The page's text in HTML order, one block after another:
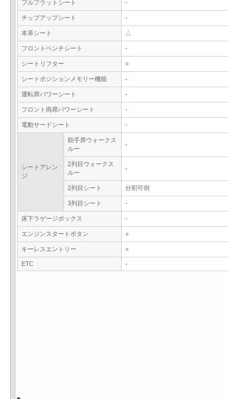
フルフラットシート -
チップアップシート -
本革シート △
フロントベンチシート -
シートリフター ○
シートポジションメモリー機能 -
運転席パワーシート -
フロント両席パワーシート -
電動サードシート -
シートアレン
ジ
助手席ウォークス
ルー
-
2列目ウォークス
ルー
-
2列目シート 分割可倒
3列目シート -
床下ラゲージボックス -
エンジンスタートボタン ○
キーレスエントリー ○
ETC -